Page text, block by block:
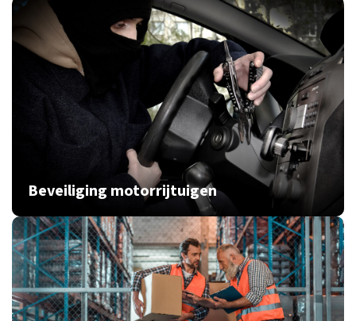
Beveiliging motorrijtuigen